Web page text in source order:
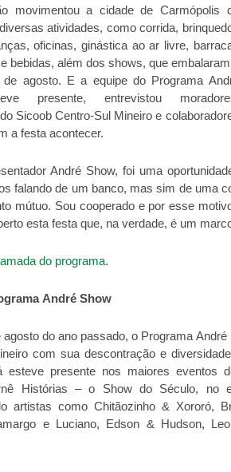
movimentou a cidade de Carmópolis
atividades, como corrida,
oficinas, ginástica ao ar livre,
bebidas, além dos shows, que
de agosto. E a equipe do Programa
presente, entrevistou
Sicoob Centro-Sul Mineiro e
a festa acontecer.
André Show, foi uma
falando de um banco, mas sim de uma
mútuo. Sou cooperado e por esse
esta festa que, na verdade, é um
do programa.
André Show
agosto do ano passado, o Programa
com sua descontração e
esteve presente nos maiores eventos
Histórias – o Show do Século, no
artistas como Chitãozinho & Xororó,
e Luciano, Edson & Hudson,